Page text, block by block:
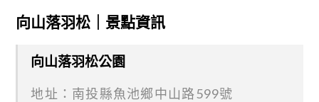
向山落羽松｜景點資訊
向山落羽松公園
地址：南投縣魚池鄉中山路599號